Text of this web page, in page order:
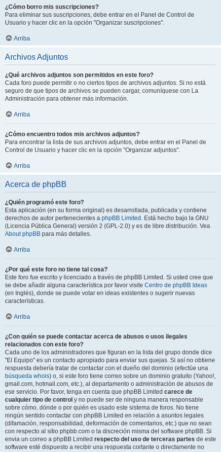
¿Cómo borro mis suscripciones?
Para eliminar sus suscripciones, debe entrar en el Panel de Control de
Usuario y hacer clic en la opción "Organizar suscripciones".
Arriba
Archivos Adjuntos
¿Qué archivos adjuntos son permitidos en este foro?
Cada foro puede permitir o no ciertos tipos de archivos adjuntos. Si no está
seguro de que tipos de archivos se pueden cargar, comuníquese con La
Administración para obtener más información.
Arriba
¿Cómo encuentro todos mis archivos adjuntos?
Para encontrar la lista de sus archivos adjuntos, debe entrar en el Panel de
Control de Usuario y hacer clic en la opción "Organizar adjuntos".
Arriba
Acerca de phpBB
¿Quién programó este foro?
Esta aplicación (en su forma original) es desarrollada, publicada y contiene
derechos de autor pertenecientes a phpBB Limited . Está hecho bajo la GNU
(Licencia Pública General) versión 2 (GPL-2.0) y es de libre distribución. Vea
About phpBB para más detalles.
Arriba
¿Por qué este foro no tiene tal cosa?
Este foro fue escrito y licenciado a través de phpBB Limited. Si usted cree que
se debe añadir alguna característica por favor visite Centro de phpBB Ideas
(en Inglés), donde se puede votar en ideas existentes o sugerir nuevas
características.
Arriba
¿Con quién se puede contactar acerca de abusos o usos ilegales
relacionados con este foro?
Cada uno de los administradores que figuran en la lista del grupo donde dice
"El Equipo" es un contacto apropiado para enviar sus quejas. Si así no obtiene
respuesta debería tratar de contactar con el dueño del dominio (efectúe una
búsqueda whois) o, si este foro tiene correo sobre un dominio gratuito (Yahoo!,
gmail.com, hotmail.com, etc.), al departamento o administración de abusos de
ese servicio. Por favor, tenga en cuenta que phpBB Limited carece de
cualquier tipo de control y no puede ser de ninguna manera responsable
sobre cómo, dónde o por quién es usado este sistema de foros. No tiene
ningún sentido contactar con phpBB Limited en relación a asuntos legales
(difamación, responsabilidad, deformación de comentarios, etc.) que no sean
con respecto al sitio phpbb.com o la discreción misma del software phpBB. Si
envia un correo a phpBB Limited respecto del uso de terceras partes de este
software esté dispuesto a recibir una respuesta cortante o directamente no